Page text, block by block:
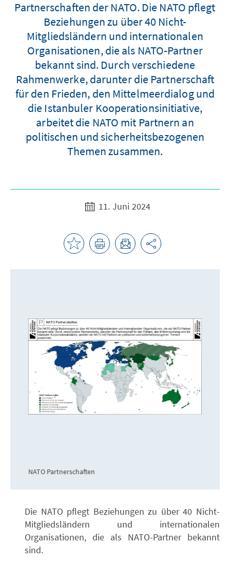
Partnerschaften der NATO. Die NATO pflegt
Beziehungen zu über 40 Nicht-
Mitgliedsländern und internationalen
Organisationen, die als NATO-Partner
bekannt sind. Durch verschiedene
Rahmenwerke, darunter die Partnerschaft
für den Frieden, den Mittelmeerdialog und
die Istanbuler Kooperationsinitiative,
arbeitet die NATO mit Partnern an
politischen und sicherheitsbezogenen
Themen zusammen.
11. Juni 2024
NATO Partnerschaften
Die NATO pflegt Beziehungen zu über 40 Nicht-
Mitgliedsländern und internationalen
Organisationen, die als NATO-Partner bekannt
sind.